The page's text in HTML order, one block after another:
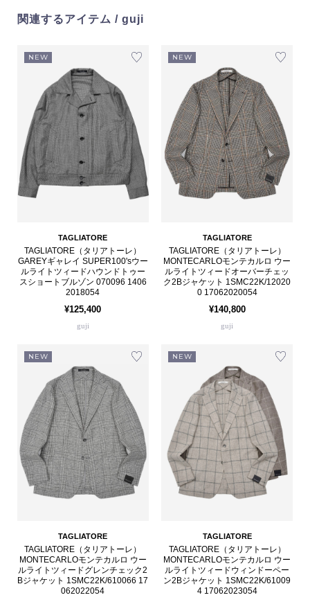
関連するアイテム / guji
NEW
TAGLIATORE
TAGLIATORE（タリアトーレ）
GAREYギャレイ SUPER100'sウー
ルライトツィードハウンドトゥー
スショートブルゾン 070096 1406
2018054
¥125,400
guji
NEW
TAGLIATORE
TAGLIATORE（タリアトーレ）
MONTECARLOモンテカルロ ウー
ルライトツィードオーバーチェッ
ク2Bジャケット 1SMC22K/12020
0 17062020054
¥140,800
guji
NEW
TAGLIATORE
TAGLIATORE（タリアトーレ）
MONTECARLOモンテカルロ ウー
ルライトツィードグレンチェック2
Bジャケット 1SMC22K/610066 17
062022054
NEW
TAGLIATORE
TAGLIATORE（タリアトーレ）
MONTECARLOモンテカルロ ウー
ルライトツィードウィンドーペー
ン2Bジャケット 1SMC22K/61009
4 17062023054